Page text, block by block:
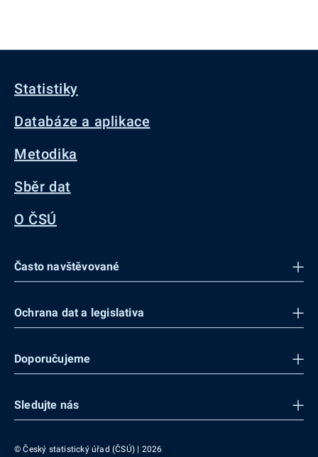
Statistiky
Databáze a aplikace
Metodika
Sběr dat
O ČSÚ
Často navštěvované
Ochrana dat a legislativa
Doporučujeme
Sledujte nás
© Český statistický úřad (ČSÚ) | 2026